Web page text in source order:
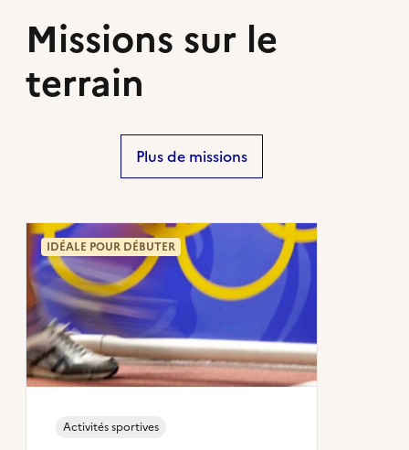
Missions sur le
terrain
Plus de missions
Activités sportives
IDÉALE POUR DÉBUTER